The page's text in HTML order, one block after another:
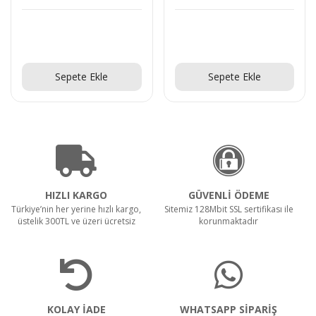
Sepete Ekle
Sepete Ekle
HIZLI KARGO
Türkiye’nin her yerine hızlı kargo,
üstelik 300TL ve üzeri ücretsiz
GÜVENLİ ÖDEME
Sitemiz 128Mbit SSL sertifikası ile
korunmaktadır
KOLAY İADE WHATSAPP SİPARİŞ